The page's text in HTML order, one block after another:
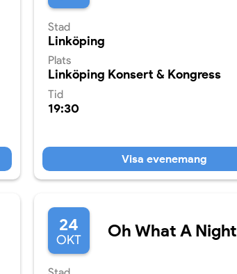
Stad
Linköping
Plats
Linköping Konsert & Kongress
Tid
19:30
Visa evenemang
24
OKT Oh What A Night